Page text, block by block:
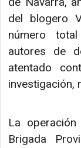
del blogero
número
autores de
atentado
investigación,
La
Brigada